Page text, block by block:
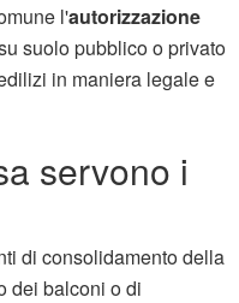
l'autorizzazione
suolo pubblico o privato
in maniera legale e
servono i
di consolidamento della
dei balconi o di